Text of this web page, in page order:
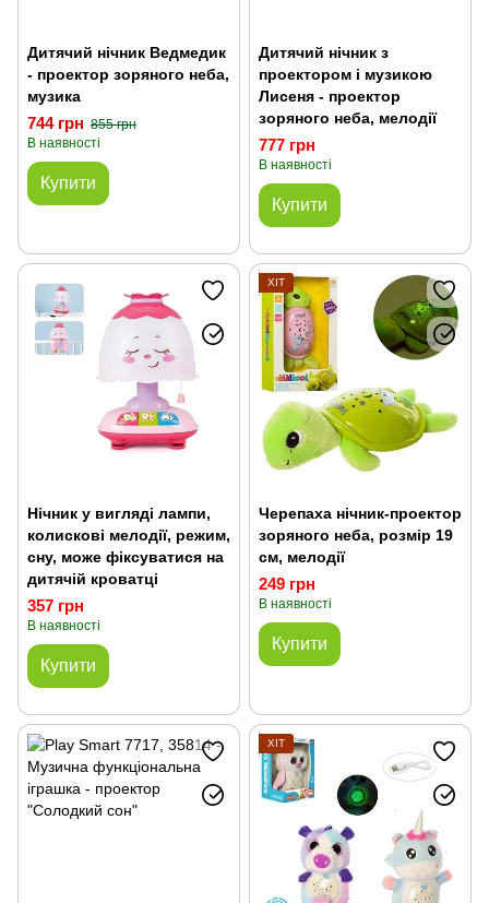
Дитячий нічник Ведмедик
- проектор зоряного неба,
музика
744 грн 855 грн
В наявності
Купити
Дитячий нічник з
проектором і музикою
Лисеня - проектор
зоряного неба, мелодії
777 грн
В наявності
Купити
Нічник у вигляді лампи,
колискові мелодії, режим,
сну, може фіксуватися на
дитячій кроватці
357 грн
В наявності
Купити
ХІТ
Черепаха нічник-проектор
зоряного неба, розмір 19
см, мелодії
249 грн
В наявності
Купити
ХІТ